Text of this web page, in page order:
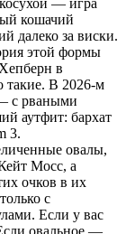
— игра
кошачий
далеко за виски.
этой формы
в
такие. В 2026-м
с рваными
аутфит: бархат
3.
овалы,
Мосс, а
очков в их
с
Если у вас
овальное —